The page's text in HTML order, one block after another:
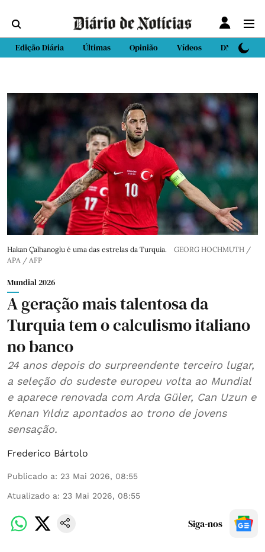
Edição Diária Últimas Opinião Vídeos DN Sport
Hakan Çalhanoglu é uma das estrelas da Turquia.
GEORG HOCHMUTH /
APA / AFP
Mundial 2026
A geração mais talentosa da
Turquia tem o calculismo italiano
no banco
24 anos depois do surpreendente terceiro lugar,
a seleção do sudeste europeu volta ao Mundial
e aparece renovada com Arda Güler, Can Uzun e
Kenan Yıldız apontados ao trono de jovens
sensação.
Frederico Bártolo
Publicado a: 23 Mai 2026, 08:55
Atualizado a: 23 Mai 2026, 08:55
Siga-nos